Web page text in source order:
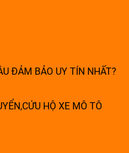
ĐẢM BẢO UY TÍN NHẤT?
HỘ XE MÔ TÔ